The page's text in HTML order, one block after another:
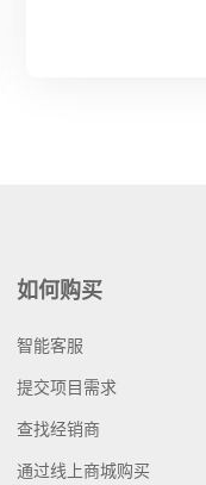
如何购买
智能客服
提交项目需求
查找经销商
通过线上商城购买